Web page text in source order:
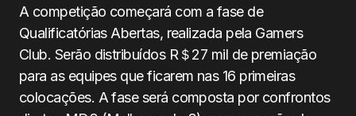
A competição começará com a fase de
Qualificatórias Abertas, realizada pela Gamers
Club. Serão distribuídos R＄27 mil de premiação
para as equipes que ficarem nas 16 primeiras
colocações. A fase será composta por confrontos